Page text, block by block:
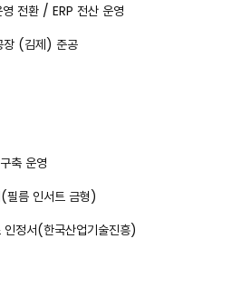
전환 / ERP 전산 운영
장 (김제) 준공
축 운영
필름 인서트 금형)
정서(한국산업기술진흥)